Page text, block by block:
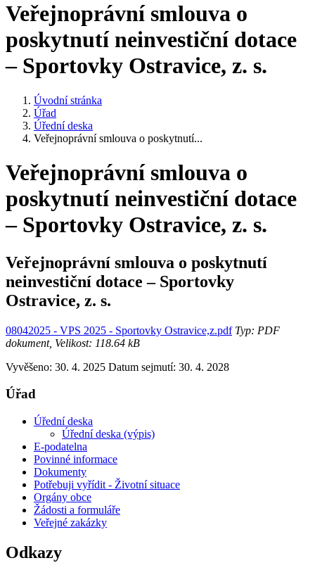
Veřejnoprávní smlouva o
poskytnutí neinvestiční dotace
– Sportovky Ostravice, z. s.
Úvodní stránka
Úřad
Úřední deska
Veřejnoprávní smlouva o poskytnutí...
Veřejnoprávní smlouva o
poskytnutí neinvestiční dotace
– Sportovky Ostravice, z. s.
Veřejnoprávní smlouva o poskytnutí
neinvestiční dotace – Sportovky
Ostravice, z. s.
08042025 - VPS 2025 - Sportovky Ostravice,z.pdfTyp: PDF
dokument, Velikost: 118.64 kB
Vyvěšeno: 30. 4. 2025 Datum sejmutí: 30. 4. 2028
Úřad
Úřední deska
Úřední deska (výpis)
E-podatelna
Povinné informace
Dokumenty
Potřebuji vyřídit - Životní situace
Orgány obce
Žádosti a formuláře
Veřejné zakázky
Odkazy